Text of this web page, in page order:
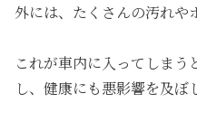
外には、たくさんの汚れや
これが車内に入ってしま
し、健康にも悪影響を及ぼ